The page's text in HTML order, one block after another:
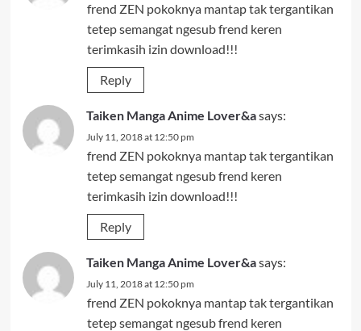
frend ZEN pokoknya mantap tak tergantikan
tetep semangat ngesub frend keren
terimkasih izin download!!!
Reply
Taiken Manga Anime Lover&asays:
July 11, 2018 at 12:50 pm
frend ZEN pokoknya mantap tak tergantikan
tetep semangat ngesub frend keren
terimkasih izin download!!!
Reply
Taiken Manga Anime Lover&asays:
July 11, 2018 at 12:50 pm
frend ZEN pokoknya mantap tak tergantikan
tetep semangat ngesub frend keren